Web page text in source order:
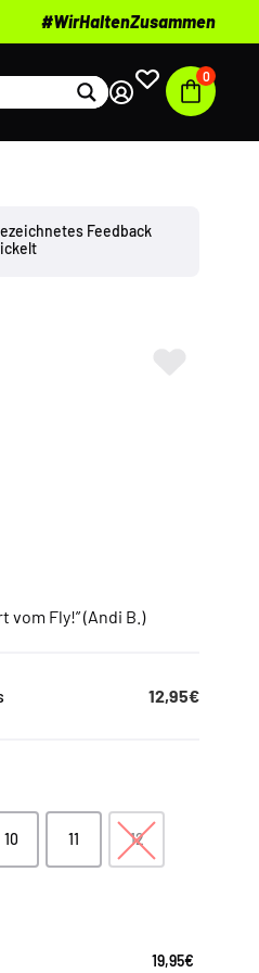
#WirHaltenZusammen
0
Feedback
Fly!” (Andi B.)
12,95€
10 11 12
12
19,95€